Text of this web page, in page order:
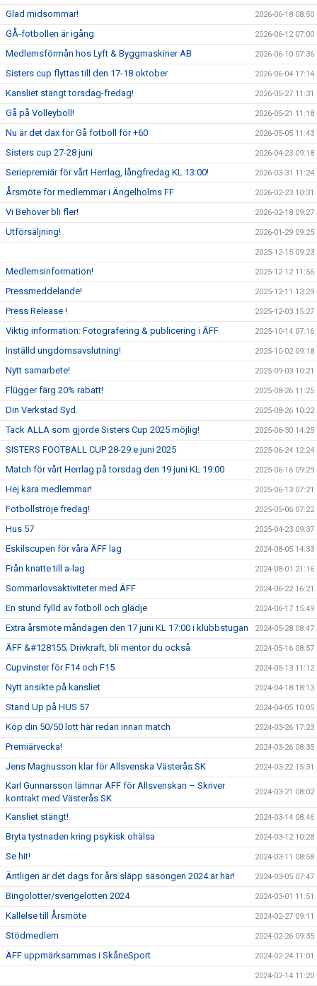
Glad midsommar! 2026-06-18 08:50
GÅ-fotbollen är igång 2026-06-12 07:00
Medlemsförmån hos Lyft & Byggmaskiner AB 2026-06-10 07:36
Sisters cup flyttas till den 17-18 oktober 2026-06-04 17:14
Kansliet stängt torsdag-fredag! 2026-05-27 11:31
Gå på Volleyboll! 2026-05-21 11:18
Nu är det dax för Gå fotboll för +60 2026-05-05 11:43
Sisters cup 27-28 juni 2026-04-23 09:18
Seriepremiär för vårt Herrlag, långfredag KL 13:00! 2026-03-31 11:24
Årsmöte för medlemmar i Ängelholms FF 2026-02-23 10:31
Vi Behöver bli fler! 2026-02-18 09:27
Utförsäljning! 2026-01-29 09:25
2025-12-15 09:23
Medlemsinformation! 2025-12-12 11:56
Pressmeddelande! 2025-12-11 13:29
Press Release ! 2025-12-03 15:27
Viktig information: Fotografering & publicering i ÄFF 2025-10-14 07:16
Inställd ungdomsavslutning! 2025-10-02 09:18
Nytt samarbete! 2025-09-03 10:21
Flügger färg 20% rabatt! 2025-08-26 11:25
Din Verkstad Syd. 2025-08-26 10:22
Tack ALLA som gjorde Sisters Cup 2025 möjlig! 2025-06-30 14:25
SISTERS FOOTBALL CUP 28-29:e juni 2025 2025-06-24 12:24
Match för vårt Herrlag på torsdag den 19 juni KL 19:00 2025-06-16 09:29
Hej kära medlemmar! 2025-06-13 07:21
Fotbollströje fredag! 2025-05-06 07:22
Hus 57 2025-04-23 09:37
Eskilscupen för våra ÄFF lag 2024-08-05 14:33
Från knatte till a-lag 2024-08-01 21:16
Sommarlovsaktiviteter med ÄFF 2024-06-22 16:21
En stund fylld av fotboll och glädje 2024-06-17 15:49
Extra årsmöte måndagen den 17 juni KL 17:00 i klubbstugan 2024-05-28 08:47
ÄFF &#128155; Drivkraft, bli mentor du också 2024-05-16 08:57
Cupvinster för F14 och F15 2024-05-13 11:12
Nytt ansikte på kansliet 2024-04-18 18:13
Stand Up på HUS 57 2024-04-05 10:05
Köp din 50/50 lott här redan innan match 2024-03-26 17:23
Premiärvecka! 2024-03-26 08:35
Jens Magnusson klar för Allsvenska Västerås SK 2024-03-22 15:31
Karl Gunnarsson lämnar ÄFF för Allsvenskan – Skriver
kontrakt med Västerås SK
2024-03-21 08:02
Kansliet stängt! 2024-03-14 08:46
Bryta tystnaden kring psykisk ohälsa 2024-03-12 10:28
Se hit! 2024-03-11 08:58
Äntligen är det dags för års släpp säsongen 2024 är här! 2024-03-05 07:47
Bingolotter/sverigelotten 2024 2024-03-01 11:51
Kallelse till Årsmöte 2024-02-27 09:11
Stödmedlem 2024-02-26 09:35
ÄFF uppmärksammas i SkåneSport 2024-02-24 11:01
2024-02-14 11:20